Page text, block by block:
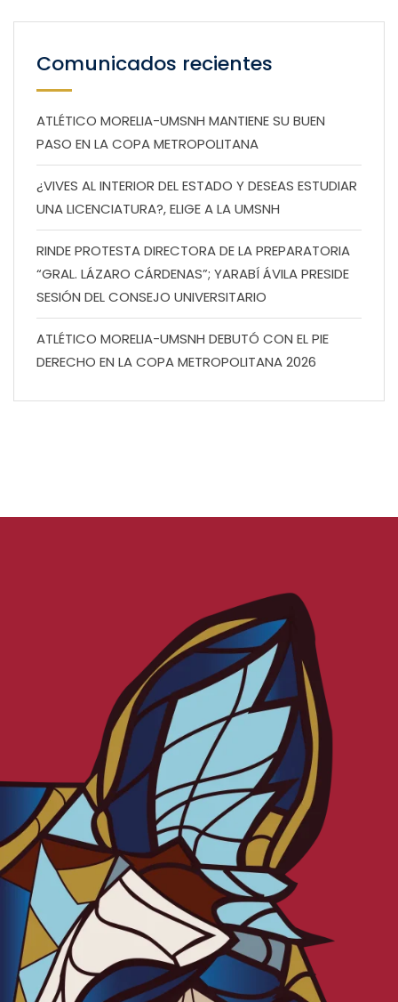
Comunicados recientes
ATLÉTICO MORELIA-UMSNH MANTIENE SU BUEN
PASO EN LA COPA METROPOLITANA
¿VIVES AL INTERIOR DEL ESTADO Y DESEAS ESTUDIAR
UNA LICENCIATURA?, ELIGE A LA UMSNH
RINDE PROTESTA DIRECTORA DE LA PREPARATORIA
“GRAL. LÁZARO CÁRDENAS”; YARABÍ ÁVILA PRESIDE
SESIÓN DEL CONSEJO UNIVERSITARIO
ATLÉTICO MORELIA-UMSNH DEBUTÓ CON EL PIE
DERECHO EN LA COPA METROPOLITANA 2026